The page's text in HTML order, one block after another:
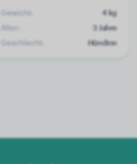
Gewicht:
4 kg
Alter:
3 Jahre
Geschlecht:
Hündinn